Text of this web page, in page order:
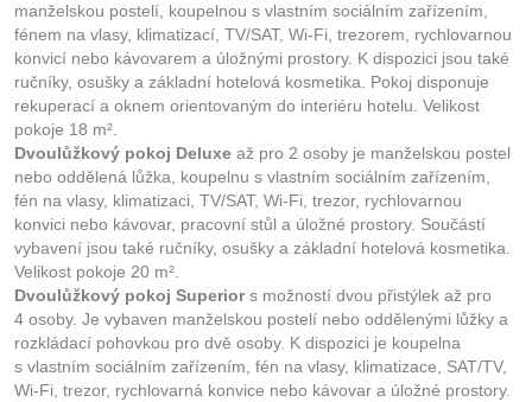
manželskou postelí, koupelnou s vlastním sociálním zařízením,
fénem na vlasy, klimatizací, TV/SAT, Wi-Fi, trezorem, rychlovarnou
konvicí nebo kávovarem a úložnými prostory. K dispozici jsou také
ručníky, osušky a základní hotelová kosmetika. Pokoj disponuje
rekuperací a oknem orientovaným do interiéru hotelu. Velikost
pokoje 18 m².
Dvoulůžkový pokoj Deluxe až pro 2 osoby je manželskou postel
nebo oddělená lůžka, koupelnu s vlastním sociálním zařízením,
fén na vlasy, klimatizaci, TV/SAT, Wi-Fi, trezor, rychlovarnou
konvici nebo kávovar, pracovní stůl a úložné prostory. Součástí
vybavení jsou také ručníky, osušky a základní hotelová kosmetika.
Velikost pokoje 20 m².
Dvoulůžkový pokoj Superiors možností dvou přistýlek až pro
4 osoby. Je vybaven manželskou postelí nebo oddělenými lůžky a
rozkládací pohovkou pro dvě osoby. K dispozici je koupelna
s vlastním sociálním zařízením, fén na vlasy, klimatizace, SAT/TV,
Wi-Fi, trezor, rychlovarná konvice nebo kávovar a úložné prostory.